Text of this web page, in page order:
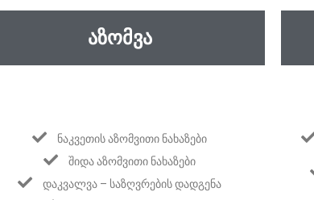
ᲐᲖᲝᲛᲕᲐ
ᲜᲐᲙᲕᲔᲗᲘᲡ ᲐᲖᲝᲛᲕᲘᲗᲘ ᲜᲐᲮᲐᲖᲔᲑᲘ
ᲨᲘᲓᲐ ᲐᲖᲝᲛᲕᲘᲗᲘ ᲜᲐᲮᲐᲖᲔᲑᲘ
ᲓᲐᲙᲕᲐᲚᲕᲐ – ᲡᲐᲖᲦᲕᲠᲔᲑᲘᲡ ᲓᲐᲓᲒᲔᲜᲐ